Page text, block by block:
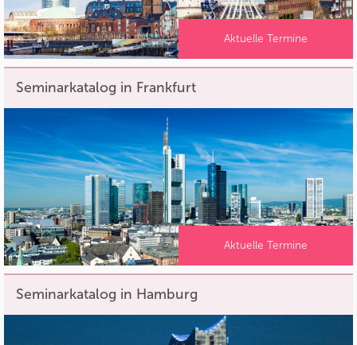
Aktuelle Termine
Seminarkatalog in Frankfurt
Aktuelle Termine
Seminarkatalog in Hamburg